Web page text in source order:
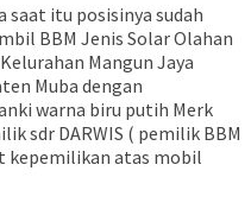
saat itu posisinya sudah
BBM Jenis Solar Olahan
Mangun Jaya
Muba dengan
warna biru putih Merk
sdr DARWIS ( pemilik BBM
kepemilikan atas mobil